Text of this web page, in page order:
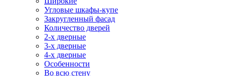
Угловые шкафы-купе
Закругленный фасад
Количество дверей
2-х дверные
3-х дверные
4-х дверные
Особенности
Во всю стену